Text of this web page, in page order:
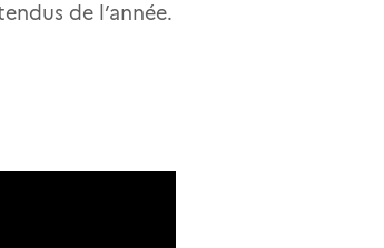
de l’année.